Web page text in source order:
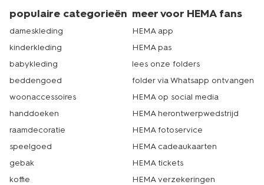
populaire categorieën
dameskleding
kinderkleding
babykleding
beddengoed
woonaccessoires
handdoeken
raamdecoratie
speelgoed
gebak
koffie
meer voor HEMA fans
HEMA app
HEMA pas
lees onze folders
folder via Whatsapp ontvangen
HEMA op social media
HEMA herontwerpwedstrijd
HEMA fotoservice
HEMA cadeaukaarten
HEMA tickets
HEMA verzekeringen